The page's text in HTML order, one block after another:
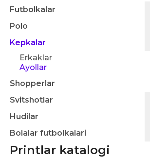
Futbolkalar
Polo
Kepkalar
Erkaklar
Ayollar
Shopperlar
Svitshotlar
Hudilar
Bolalar futbolkalari
Printlar katalogi